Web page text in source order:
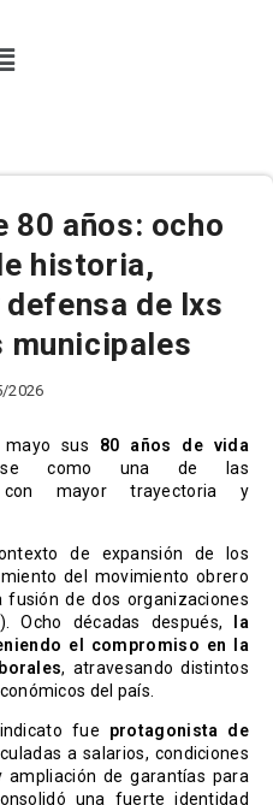
80 años: ocho
historia,
de lxs
municipales
2026
mayo sus 80 años de vida
como una de las
con mayor trayectoria y
de expansión de los
del movimiento obrero
fusión de dos organizaciones
Ocho décadas después,
la
el compromiso en la
, atravesando distintos
del país.
fue protagonista de
a salarios, condiciones
ampliación de garantías para
una fuerte identidad